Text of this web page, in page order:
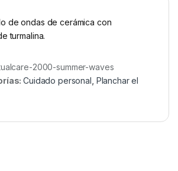
de ondas de cerámica con
turmalina.
2000-summer-waves
Cuidado personal Planchar el